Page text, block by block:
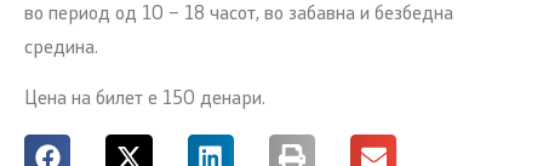
во период од 10 – 18 часот, во забавна и безбедна
средина.
Цена на билет е 150 денари.